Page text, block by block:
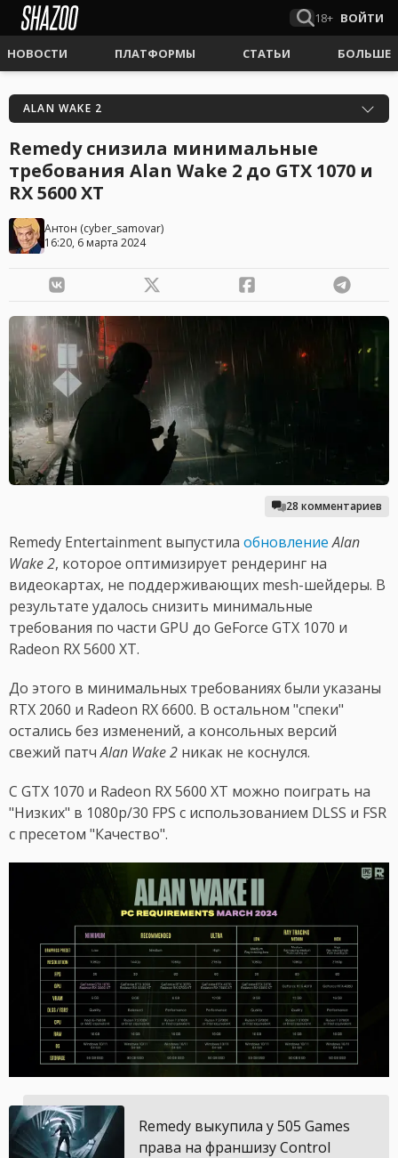
18+ ВОЙТИ
НОВОСТИ ПЛАТФОРМЫ СТАТЬИ БОЛЬШЕ
ALAN WAKE 2
Remedy снизила минимальные
требования Alan Wake 2 до GTX 1070 и
RX 5600 XT
Антон (cyber_samovar)
16:20, 6 марта 2024
28 комментариев
Remedy Entertainment выпустила обновление Alan
Wake 2, которое оптимизирует рендеринг на
видеокартах, не поддерживающих mesh-шейдеры. В
результате удалось снизить минимальные
требования по части GPU до GeForce GTX 1070 и
Radeon RX 5600 XT.
До этого в минимальных требованиях были указаны
RTX 2060 и Radeon RX 6600. В остальном "спеки"
остались без изменений, а консольных версий
свежий патчAlan Wake 2 никак не коснулся.
С GTX 1070 и Radeon RX 5600 XT можно поиграть на
"Низких" в 1080p/30 FPS с использованием DLSS и FSR
с пресетом "Качество".
Remedy выкупила у 505 Games
права на франшизу Control